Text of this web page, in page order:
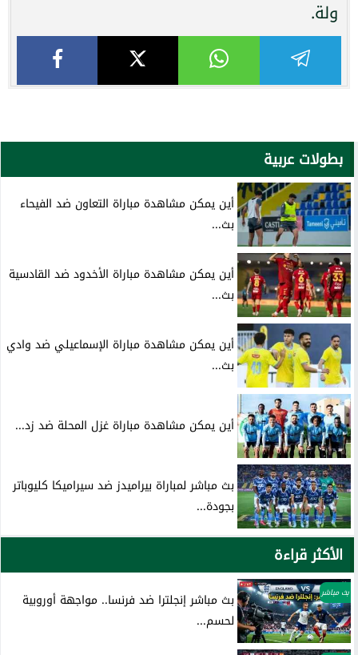
ولة.
بطولات عربية
أين يمكن مشاهدة مباراة التعاون ضد الفيحاء
بث...
أين يمكن مشاهدة مباراة الأخدود ضد القادسية
بث...
أين يمكن مشاهدة مباراة الإسماعيلي ضد وادي
بث...
أين يمكن مشاهدة مباراة غزل المحلة ضد زد...
بث مباشر لمباراة بيراميدز ضد سيراميكا كليوباتر
بجودة...
الأكثر قراءة
بث مباشر
بث مباشر إنجلترا ضد فرنسا.. مواجهة أوروبية
لحسم...